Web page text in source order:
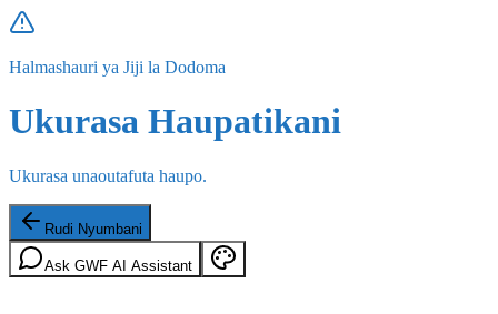
Halmashauri ya Jiji la Dodoma
Ukurasa Haupatikani
Ukurasa unaoutafuta haupo.
Rudi Nyumbani
Ask GWF AI Assistant